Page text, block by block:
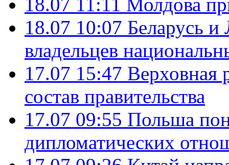
18.07 10:07 Беларусь
владельцев
17.07 15:47 Верховная
состав правительства
17.07 09:55 Польша
дипломатических